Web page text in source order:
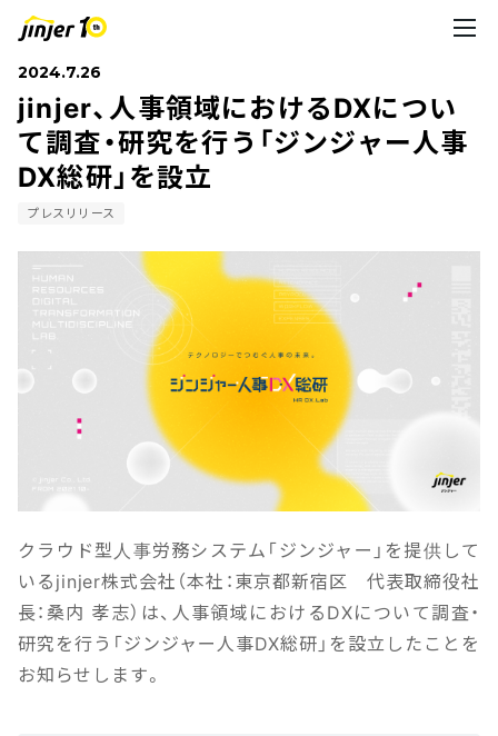
2024.7.26
jinjer、人事領域におけるDXについ
て調査・研究を行う「ジンジャー人事
DX総研」を設立
プレスリリース
クラウド型人事労務システム「ジンジャー」を提供して
いるjinjer株式会社（本社：東京都新宿区 代表取締役社
長：桑内 孝志）は、人事領域におけるDXについて調査・
研究を行う「ジンジャー人事DX総研」を設立したことを
お知らせします。